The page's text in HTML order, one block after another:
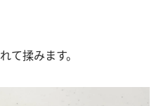
て揉みます。